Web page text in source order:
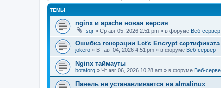
ТЕМЫ
nginx и apache новая версия
sqr » Ср авг 05, 2026 2:51 pm » в форуме Веб-сервер
Ошибка генерации Let's Encrypt
jokero » Вт авг 04, 2026 4:51 pm » в форуме Веб-сервер
Nginx таймауты
botaforq » Чт авг 06, 2026 10:28 am » в форуме Веб-
Панель не устанавливается на almalinux